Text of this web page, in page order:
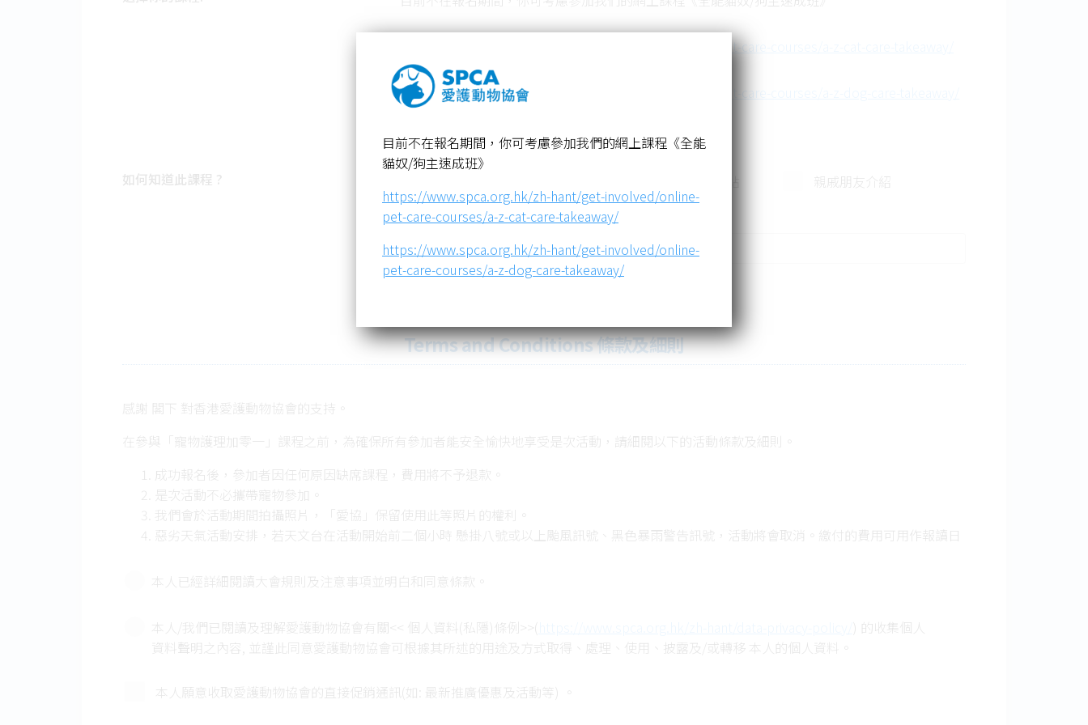
目前不在報名期間，你可考慮參加我們的網上課程《全能
貓奴/狗主速成班》
https://www.spca.org.hk/zh-hant/get-involved/online-
pet-care-courses/a-z-cat-care-takeaway/
https://www.spca.org.hk/zh-hant/get-involved/online-
pet-care-courses/a-z-dog-care-takeaway/
https://www.spca.org.hk/zh-hant/get-involved/online-pet-care-courses/a-z-cat-care-takeaway/
https://www.spca.org.hk/zh-hant/get-involved/online-pet-care-courses/a-z-dog-care-takeaway/
如何知道此課程 ?
親戚朋友介紹
社交媒體
其他
Terms and Conditions 條款及細則
感謝 閣下 對香港愛護動物協會的支持。
在參與「寵物護理加零一」課程之前，為確保所有參加者能安全愉快地享受是次活動，請細閱以下的活動條款及細則。
成功報名後，參加者因任何原因缺席課程，費用將不予退款。
是次活動不必攜帶寵物參加。
我們會於活動期間拍攝照片，「愛協」保留使用此等照片的權利。
惡劣天氣活動安排，若天文台在活動開始前二個小時 懸掛八號或以上颱風訊號、黑色暴雨警告訊號，活動將會取消。繳付的費用可用作報讀日
「愛協」將保留最終決定權及上述的備註之解釋權。
本人已經詳細閱讀大會規則及注意事項並明白和同意條款。
本人/我們已閱讀及理解愛護動物協會有關<< 個人資料(私隱)條例>>(
) 的收集個人
資料聲明之內容, 並謹此同意愛護動物協會可根據其所述的用途及方式取得、處理、使用、披露及/或轉移 本人的個人資料。
本人願意收取愛護動物協會的直接促銷通訊(如: 最新推廣優惠及活動等) 。